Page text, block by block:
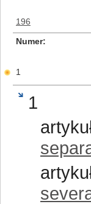
196
Numer
1
1